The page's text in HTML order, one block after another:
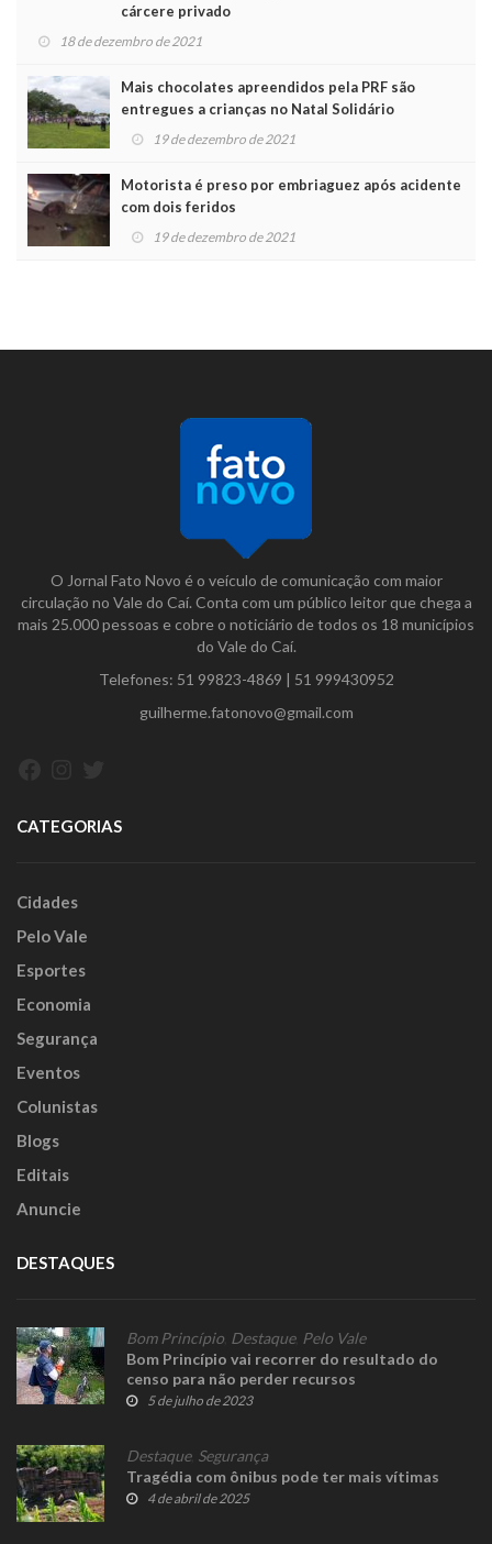
cárcere privado
18 de dezembro de 2021
Mais chocolates apreendidos pela PRF são
entregues a crianças no Natal Solidário
19 de dezembro de 2021
Motorista é preso por embriaguez após acidente
com dois feridos
19 de dezembro de 2021
O Jornal Fato Novo é o veículo de comunicação com maior
circulação no Vale do Caí. Conta com um público leitor que chega a
mais 25.000 pessoas e cobre o noticiário de todos os 18 municípios
do Vale do Caí.
Telefones: 51 99823-4869 | 51 999430952
guilherme.fatonovo@gmail.com
CATEGORIAS
Cidades
Pelo Vale
Esportes
Economia
Segurança
Eventos
Colunistas
Blogs
Editais
Anuncie
DESTAQUES
Bom Princípio Destaque, Pelo Vale
Bom Princípio vai recorrer do resultado do
censo para não perder recursos
5 de julho de 2023
Destaque, Segurança
Tragédia com ônibus pode ter mais vítimas
4 de abril de 2025